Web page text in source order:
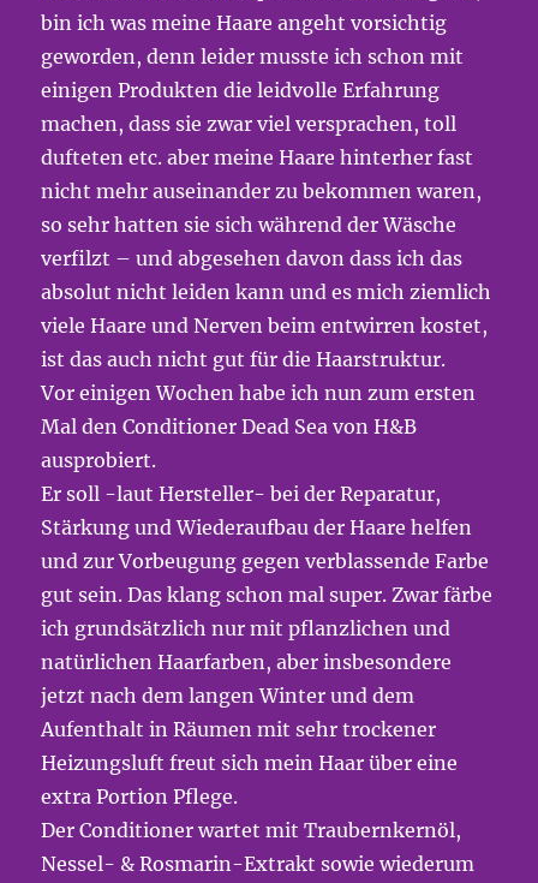
bin ich was meine Haare angeht vorsichtig
geworden, denn leider musste ich schon mit
einigen Produkten die leidvolle Erfahrung
machen, dass sie zwar viel versprachen, toll
dufteten etc. aber meine Haare hinterher fast
nicht mehr auseinander zu bekommen waren,
so sehr hatten sie sich während der Wäsche
verfilzt – und abgesehen davon dass ich das
absolut nicht leiden kann und es mich ziemlich
viele Haare und Nerven beim entwirren kostet,
ist das auch nicht gut für die Haarstruktur.
Vor einigen Wochen habe ich nun zum ersten
Mal den Conditioner Dead Sea von H&B
ausprobiert.
Er soll -laut Hersteller- bei der Reparatur,
Stärkung und Wiederaufbau der Haare helfen
und zur Vorbeugung gegen verblassende Farbe
gut sein. Das klang schon mal super. Zwar färbe
ich grundsätzlich nur mit pflanzlichen und
natürlichen Haarfarben, aber insbesondere
jetzt nach dem langen Winter und dem
Aufenthalt in Räumen mit sehr trockener
Heizungsluft freut sich mein Haar über eine
extra Portion Pflege.
Der Conditioner wartet mit Traubernkernöl,
Nessel- & Rosmarin-Extrakt sowie wiederum